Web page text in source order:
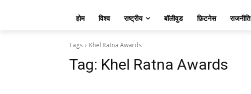
होम विश्व राष्ट्रीय बॉलीवुड फ़िटनेस राजनीति
Tags Khel Ratna Awards
Tag: Khel Ratna Awards